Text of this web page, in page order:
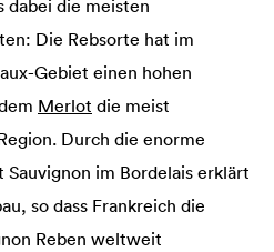
dabei die meisten
Die Rebsorte hat im
Gebiet einen hohen
Merlot die meist
Durch die enorme
im Bordelais erklärt
so dass Frankreich die
Reben weltweit